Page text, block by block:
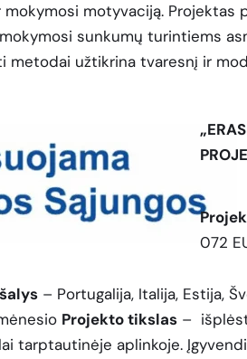
motyvaciją. Projektas
sunkumų turintiems
užtikrina tvaresnį ir
072
– Portugalija, Italija, Estija,
Projekto tikslas –
tarptautinėje aplinkoje.